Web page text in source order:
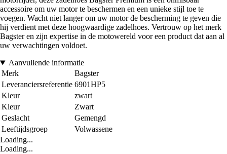
accessoire om uw motor te beschermen en een unieke stijl toe te
voegen. Wacht niet langer om uw motor de bescherming te geven die
hij verdient met deze hoogwaardige zadelhoes. Vertrouw op het merk
Bagster en zijn expertise in de motowereld voor een product dat aan al
uw verwachtingen voldoet.
Aanvullende informatie
Merk
Bagster
Leveranciersreferentie 6901HP5
Kleur
zwart
Kleur
Zwart
Geslacht
Gemengd
Leeftijdsgroep
Volwassene
Loading...
Loading...